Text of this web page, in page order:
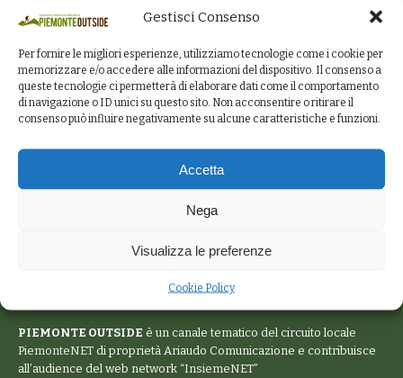
Gestisci Consenso
Per fornire le migliori esperienze, utilizziamo tecnologie come i cookie per
memorizzare e/o accedere alle informazioni del dispositivo. Il consenso a
queste tecnologie ci permetterà di elaborare dati come il comportamento
di navigazione o ID unici su questo sito. Non acconsentire o ritirare il
consenso può influire negativamente su alcune caratteristiche e funzioni.
Accetta
Nega
Visualizza le preferenze
Cookie Policy
PIEMONTE OUTSIDE è un canale tematico del circuito locale
PiemonteNET di proprietà Ariaudo Comunicazione e contribuisce
all’audience del web network “InsiemeNET”